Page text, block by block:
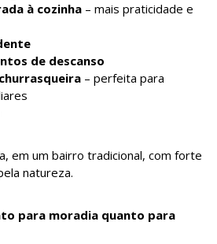
à cozinha – mais praticidade e
de descanso
– perfeita para
em um bairro tradicional, com forte
natureza.
para moradia quanto para